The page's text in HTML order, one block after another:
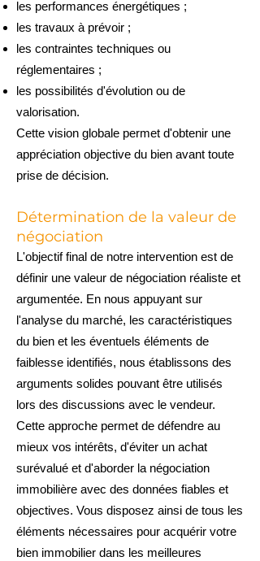
les performances énergétiques ;
les travaux à prévoir ;
les contraintes techniques ou
réglementaires ;
les possibilités d'évolution ou de
valorisation.
Cette vision globale permet d'obtenir une
appréciation objective du bien avant toute
prise de décision.
Détermination de la valeur de
négociation
L'objectif final de notre intervention est de
définir une valeur de négociation réaliste et
argumentée. En nous appuyant sur
l'analyse du marché, les caractéristiques
du bien et les éventuels éléments de
faiblesse identifiés, nous établissons des
arguments solides pouvant être utilisés
lors des discussions avec le vendeur.
Cette approche permet de défendre au
mieux vos intérêts, d'éviter un achat
surévalué et d'aborder la négociation
immobilière avec des données fiables et
objectives. Vous disposez ainsi de tous les
éléments nécessaires pour acquérir votre
bien immobilier dans les meilleures